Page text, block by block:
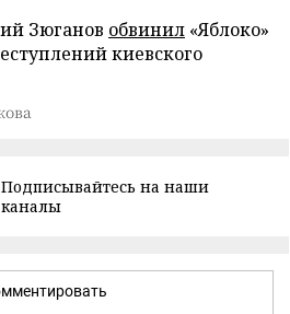
Зюганов обвинил «Яблоко»
киевского
Подписывайтесь на наши
каналы